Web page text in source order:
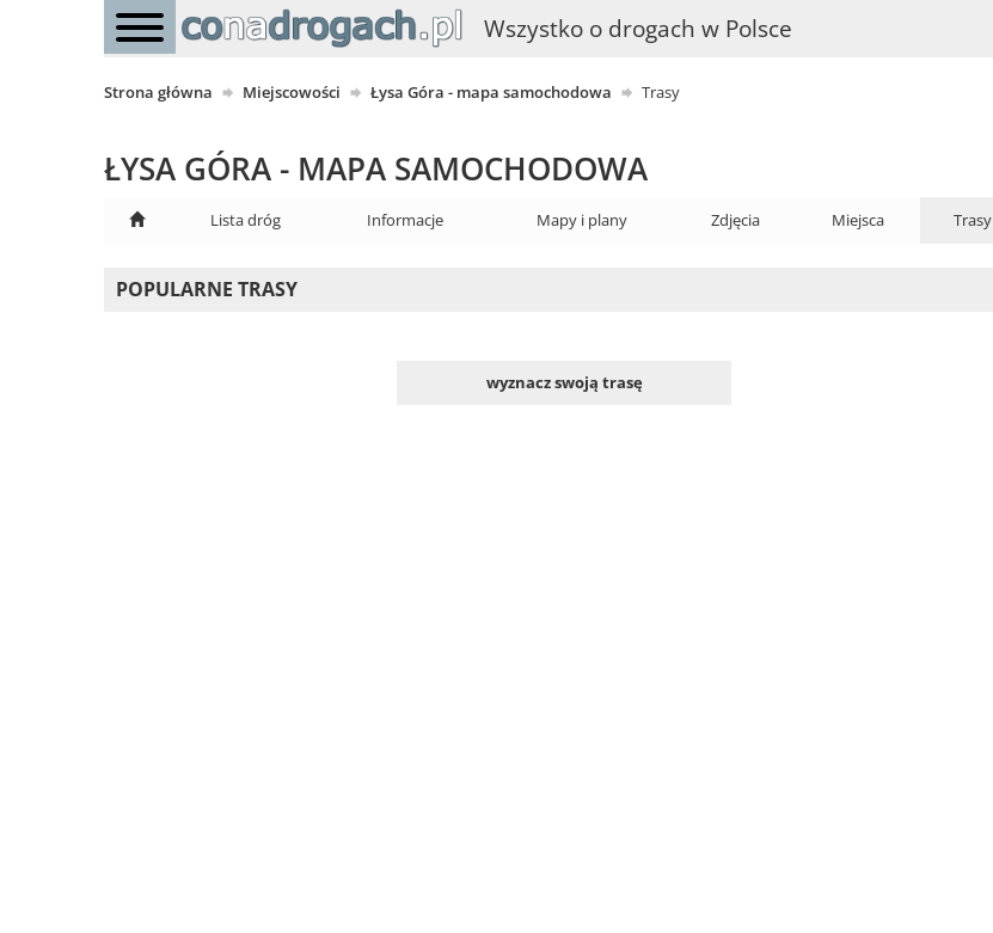
Wszystko o drogach w Polsce
Strona główna Miejscowości Łysa Góra - mapa samochodowa Trasy
ŁYSA GÓRA - MAPA SAMOCHODOWA
Lista dróg Informacje Mapy i plany Zdjęcia Miejsca Trasy
POPULARNE TRASY
wyznacz swoją trasę